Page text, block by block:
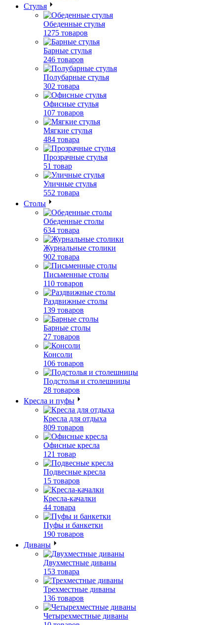
Стулья
Обеденные стулья
1275 товаров
Барные стулья
246 товаров
Полубарные стулья
302 товара
Офисные стулья
107 товаров
Мягкие стулья
484 товара
Прозрачные стулья
51 товар
Уличные стулья
552 товара
Столы
Обеденные столы
634 товара
Журнальные столики
902 товара
Письменные столы
110 товаров
Раздвижные столы
139 товаров
Барные столы
27 товаров
Консоли
106 товаров
Подстолья и столешницы
28 товаров
Кресла и пуфы
Кресла для отдыха
809 товаров
Офисные кресла
121 товар
Подвесные кресла
15 товаров
Кресла-качалки
44 товара
Пуфы и банкетки
190 товаров
Диваны
Двухместные диваны
153 товара
Трехместные диваны
136 товаров
Четырехместные диваны